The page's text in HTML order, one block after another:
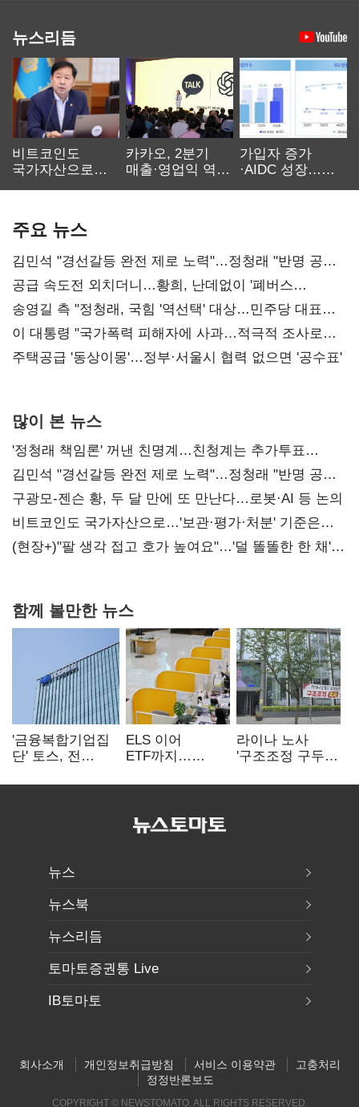
뉴스리듬
비트코인도
국가자산으로…'
카카오, 2분기
매출·영업익 역대
가입자 증가
·AIDC 성장…
주요 뉴스
김민석 "경선갈등 완전 제로 노력"…정청래 "반명 공세
사과부터"
공급 속도전 외치더니…황희, 난데없이 '폐버스
리모델링' 제안
송영길 측 "정청래, 국힘 '역선택' 대상…민주당 대표로
총선 지휘 못해"
이 대통령 "국가폭력 피해자에 사과…적극적 조사로
진실 밝혀야"
주택공급 '동상이몽'…정부·서울시 협력 없으면 '공수표'
많이 본 뉴스
'정청래 책임론' 꺼낸 친명계…친청계는 추가투표
때리기
김민석 "경선갈등 완전 제로 노력"…정청래 "반명 공세
사과부터"
구광모-젠슨 황, 두 달 만에 또 만난다…로봇·AI 등 논의
비트코인도 국가자산으로…'보관·평가·처분' 기준은
숙제
(현장+)"팔 생각 접고 호가 높여요"…'덜 똘똘한 한 채'
함께 볼만한 뉴스
'금융복합기업집
단' 토스, 전
표준화
ELS 이어
ETF까지…
제동 걸린 은행
라이나 노사
'구조조정 구두
뉴스
뉴스북
뉴스리듬
토마토증권통 Live
IB토마토
회사소개 개인정보취급방침 서비스 이용약관
고충처리
정정반론보도
COPYRIGHT © NEWSTOMATO. ALL RIGHTS RESERVED.